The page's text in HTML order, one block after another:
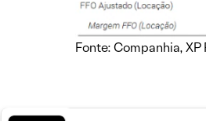
Fonte: Companhia, XP